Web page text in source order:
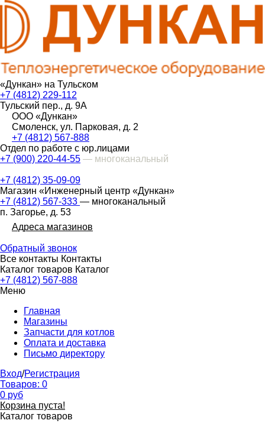
«Дункан» на Тульском
+7 (4812) 229-112
Тульский пер., д. 9А
ООО «Дункан»
Смоленск, ул. Парковая, д. 2
+7 (4812) 567-888
Отдел по работе с юр.лицами
+7 (900) 220-44-55 — многоканальный
+7 (4812) 35-09-09
Магазин «Инженерный центр «Дункан»
+7 (4812) 567-333 — многоканальный
п. Загорье, д. 53
Адреса магазинов
Обратный звонок
Все контакты Контакты
Каталог товаров Каталог
+7 (4812) 567-888
Меню
Главная
Магазины
Запчасти для котлов
Оплата и доставка
Письмо директору
Вход/Регистрация
Товаров: 0
0 руб
Корзина пуста!
Каталог товаров